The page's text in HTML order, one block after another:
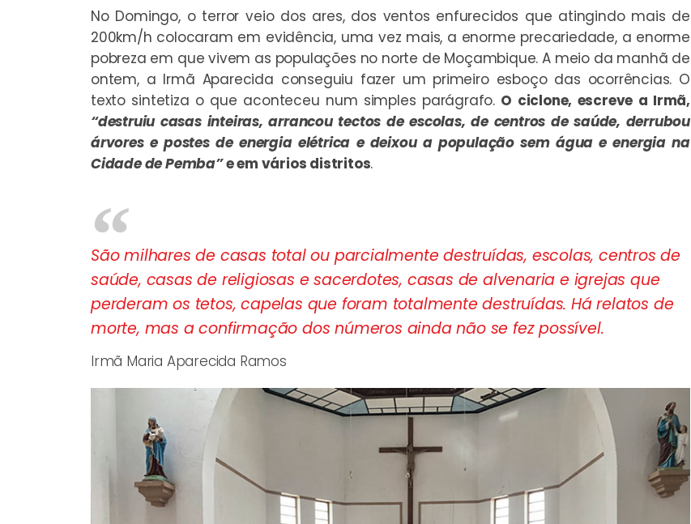
No Domingo, o terror veio dos ares, dos ventos enfurecidos que atingindo mais de
200km/h colocaram em evidência, uma vez mais, a enorme precariedade, a enorme
pobreza em que vivem as populações no norte de Moçambique. A meio da manhã de
ontem, a Irmã Aparecida conseguiu fazer um primeiro esboço das ocorrências. O
texto sintetiza o que aconteceu num simples parágrafo. O ciclone, escreve a Irmã,
“destruiu casas inteiras, arrancou tectos de escolas, de centros de saúde, derrubou
árvores e postes de energia elétrica e deixou a população sem água e energia na
Cidade de Pemba”e em vários distritos.
São milhares de casas total ou parcialmente destruídas, escolas, centros de
saúde, casas de religiosas e sacerdotes, casas de alvenaria e igrejas que
perderam os tetos, capelas que foram totalmente destruídas. Há relatos de
morte, mas a confirmação dos números ainda não se fez possível.
Irmã Maria Aparecida Ramos